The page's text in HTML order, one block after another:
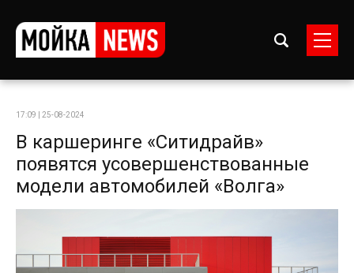
17:09 | 25-08-2024
В каршеринге «Ситидрайв»
появятся усовершенствованные
модели автомобилей «Волга»